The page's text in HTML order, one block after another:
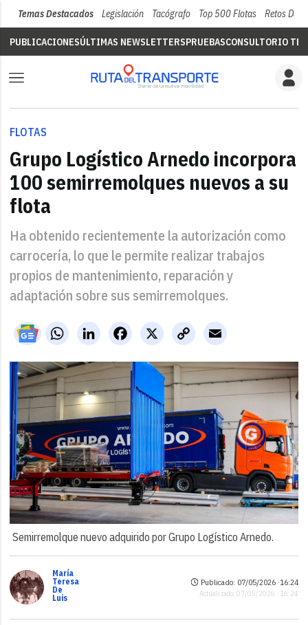
Temas Destacados Legislación Tacógrafo Top 500 Flotas Retos Del
PUBLICACIONESÚLTIMAS NEWSLETTERSPRUEBASCONSULTORIO
FLOTAS
Grupo Logístico Arnedo incorpora
100 semirremolques nuevos a su
flota
Ha obtenido recientemente la autorización como
carrocería, lo que le permite realizar trabajos
propios de mantenimiento, reparación y
adaptación sobre sus semirremolques.
WhatsAppLinkedIn X
Facebook
Copy
Link
Email
Semirremolque nuevo adquirido por Grupo Logístico Arnedo.
María
Teresa
De
Luis
Publicado: 07/05/2026 ·16:24
Actualizado: 07/05/2026 · 16:24